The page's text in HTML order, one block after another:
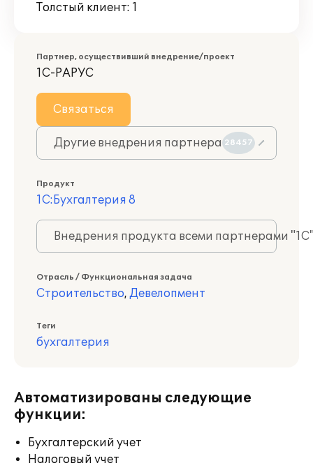
Толстый клиент: 1
Партнер, осуществивший внедрение/проект
1С-РАРУС
Связаться
Другие внедрения партнера 28457
Продукт
1С:Бухгалтерия 8
Внедрения продукта всеми партнерами
Отрасль / Функциональная задача
Строительство, Девелопмент
Теги
бухгалтерия
Автоматизированы следующие
функции:
Бухгалтерский учет
Налоговый учет